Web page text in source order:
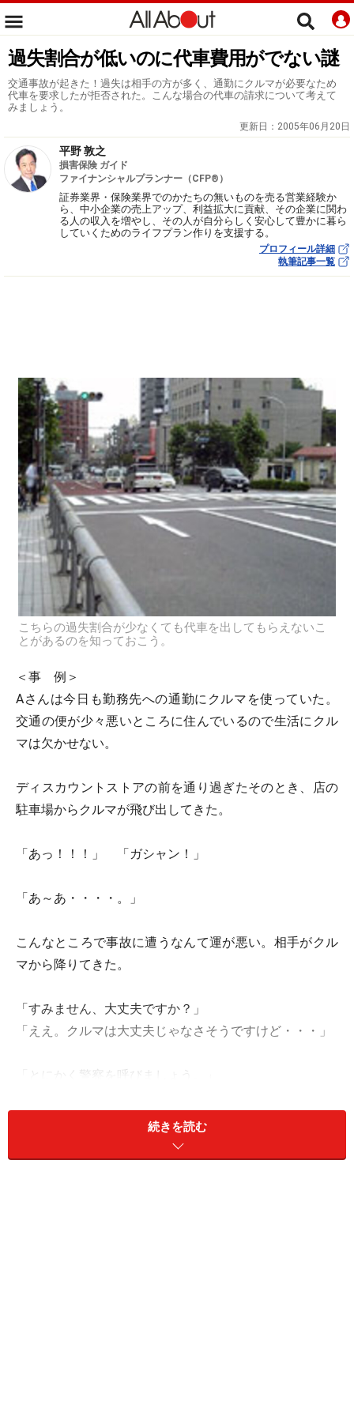
過失割合が低いのに代車費用がでない謎
交通事故が起きた！過失は相手の方が多く、通勤にクルマが必要なため
代車を要求したが拒否された。こんな場合の代車の請求について考えて
みましょう。
更新日： 2005年06月20日
平野 敦之
損害保険 ガイド
ファイナンシャルプランナー（CFP®）
証券業界・保険業界でのかたちの無いものを売る営業経験か
ら、中小企業の売上アップ、利益拡大に貢献、その企業に関わ
る人の収入を増やし、その人が自分らしく安心して豊かに暮ら
していくためのライフプラン作りを支援する。
プロフィール詳細
執筆記事一覧
こちらの過失割合が少なくても代車を出してもらえないこ
とがあるのを知っておこう。
＜事 例＞
Aさんは今日も勤務先への通勤にクルマを使っていた。
交通の便が少々悪いところに住んでいるので生活にクル
マは欠かせない。
ディスカウントストアの前を通り過ぎたそのとき、店の
駐車場からクルマが飛び出してきた。
「あっ！！！」 「ガシャン！」
「あ～あ・・・・。」
こんなところで事故に遭うなんて運が悪い。相手がクル
マから降りてきた。
「すみません、大丈夫ですか？」
「ええ。クルマは大丈夫じゃなさそうですけど・・・」
「とにかく警察を呼びましょう。」
---------------------------------------------------------------
続きを読む